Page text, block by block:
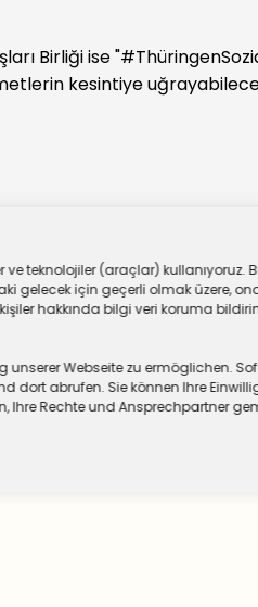
Birliği ise
kesintiye
teknolojiler (araçlar)
için geçerli olmak üzere,
hakkında bilgi veri koruma
Webseite zu ermöglichen.
abrufen. Sie können Ihre
Ihre Rechte und Ansprechpartner